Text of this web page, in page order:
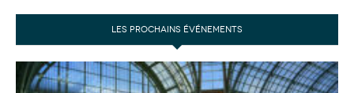
LES PROCHAINS ÉVÉNEMENTS